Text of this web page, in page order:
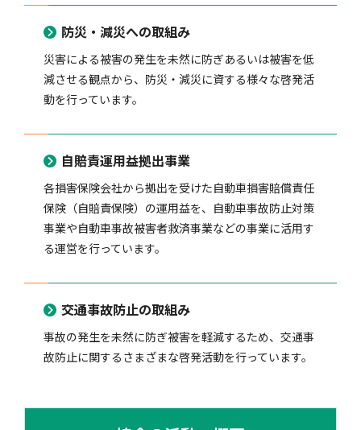
風水雪災等による損害を補償する損害保険
ペット保険
損害保険お役立ち情報
交通事故医療研究助成
会員各社ニュースリリース
協会からのお知らせ
協会各地の活動
自然災害損保契約のご照会
他の紛争解決機関等
通報等窓口
防災・減災への取組み
災害による被害の発生を未然に防ぎあるいは被害を低
減させる観点から、防災・減災に資する様々な啓発活
動を行っています。
自賠責運用益拠出事業
各損害保険会社から拠出を受けた自動車損害賠償責任
保険（自賠責保険）の運用益を、自動車事故防止対策
事業や自動車事故被害者救済事業などの事業に活用す
る運営を行っています。
交通事故防止の取組み
事故の発生を未然に防ぎ被害を軽減するため、交通事
故防止に関するさまざまな啓発活動を行っています。